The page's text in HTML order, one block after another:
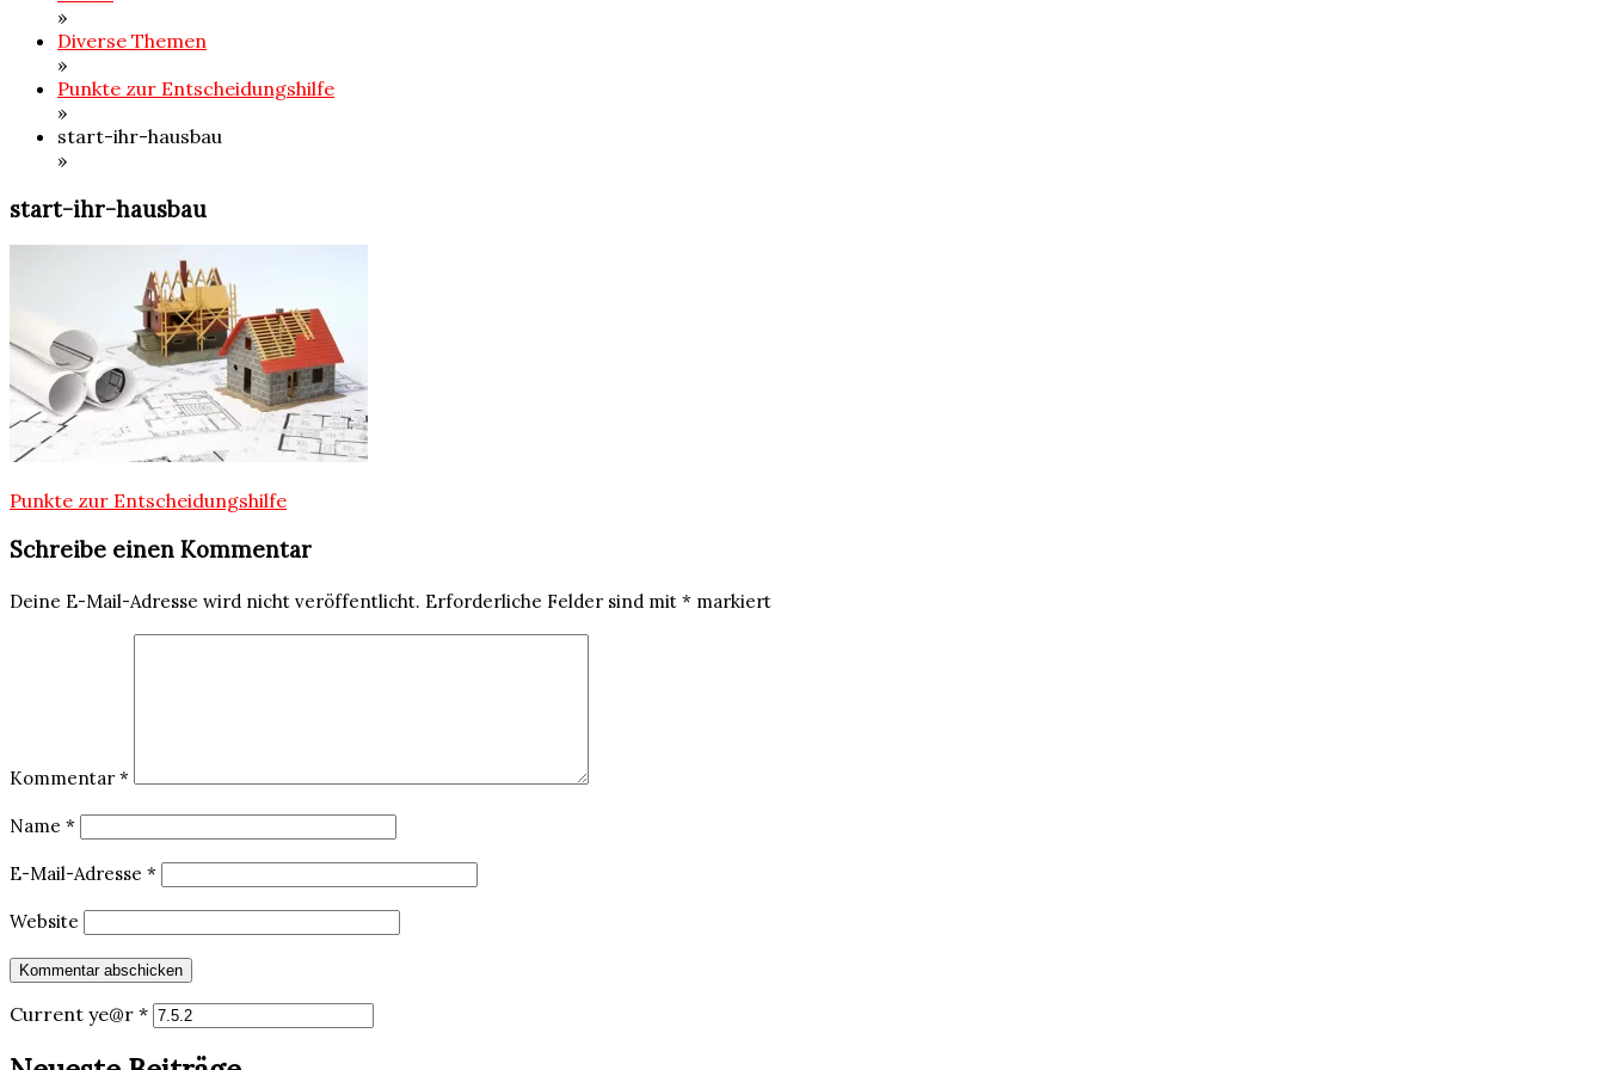
»
Diverse Themen
»
Punkte zur Entscheidungshilfe
»
start-ihr-hausbau
»
start-ihr-hausbau
Beitragsnavigation
Punkte zur Entscheidungshilfe
Schreibe einen Kommentar
Deine E-Mail-Adresse wird nicht veröffentlicht. Erforderliche Felder sind mit * markiert
Kommentar *
Name *
E-Mail-Adresse *
Website
Current ye@r *